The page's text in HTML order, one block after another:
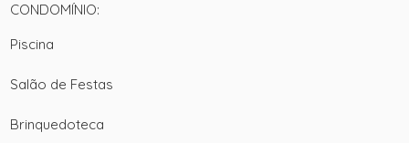
CONDOMÍNIO:
Piscina
Salão de Festas
Brinquedoteca